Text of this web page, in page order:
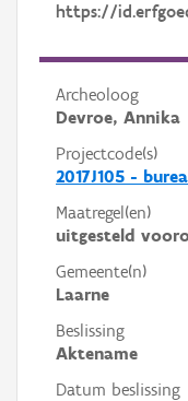
https://
Archeoloog
Devroe, Annika
Projectcode(s)
2017J105 -
Maatregel(en)
uitgesteld
Gemeente(n)
Laarne
Beslissing
Aktename
Datum beslissing